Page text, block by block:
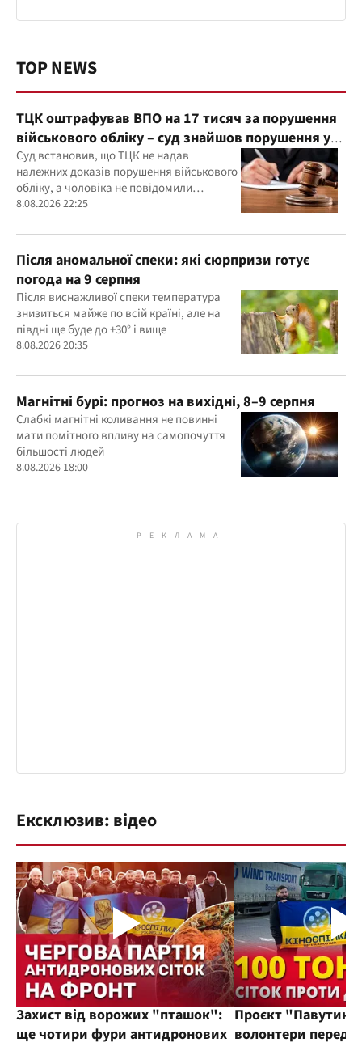
TOP NEWS
ТЦК оштрафував ВПО на 17 тисяч за порушення
військового обліку – суд знайшов порушення у
діях ТЦК
Суд встановив, що ТЦК не надав
належних доказів порушення військового
обліку, а чоловіка не повідомили
належним чином про дату та місце
8.08.2026 22:25
Після аномальної спеки: які сюрпризи готує
погода на 9 серпня
Після виснажливої спеки температура
знизиться майже по всій країні, але на
півдні ще буде до +30° і вище
8.08.2026 20:35
Магнітні бурі: прогноз на вихідні, 8–9 серпня
Слабкі магнітні коливання не повинні
мати помітного впливу на самопочуття
більшості людей
8.08.2026 18:00
Ексклюзив: відео
Захист від ворожих "пташок":
ще чотири фури антидронових
Проєкт
волонтери